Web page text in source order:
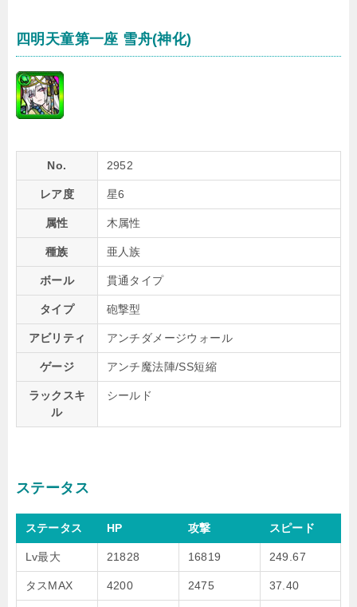
四明天童第一座 雪舟(神化)
No. 2952
レア度 星6
属性 木属性
種族 亜人族
ボール 貫通タイプ
タイプ 砲撃型
アビリティ アンチダメージウォール
ゲージ アンチ魔法陣/SS短縮
ラックスキ
ル
シールド
ステータス
ステータス HP 攻撃 スピード
Lv最大 21828 16819 249.67
タスMAX 4200 2475 37.40